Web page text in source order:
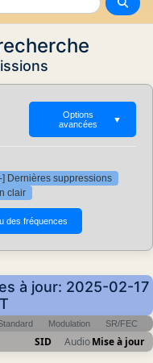
Options
avancées
▼
] Dernières suppressions
clair
à jour: 2025-02-17
Modulation SR/FEC
SID AudioMise à jour